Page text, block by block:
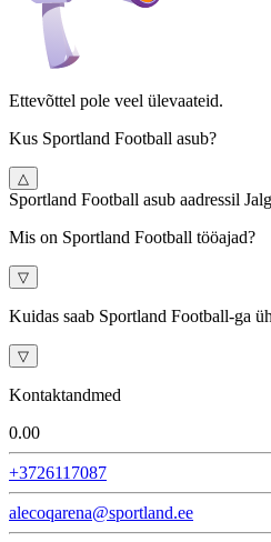
Ettevõttel pole veel ülevaateid.
Kus Sportland Football asub?
△
Sportland Football asub aadressil
Mis on Sportland Football tööajad?
▽
Kuidas saab Sportland Football-ga
▽
Kontaktandmed
0.00
+3726117087
alecoqarena@sportland.ee